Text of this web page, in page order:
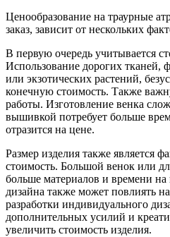
Ценообразование на траурные
заказ, зависит от нескольких
В первую очередь учитывается
Использование дорогих
или экзотических растений,
конечную стоимость. Также
работы. Изготовление венка
вышивкой потребует больше
отразится на цене.
Размер изделия также является
стоимость. Большой венок или
больше материалов и времени на
дизайна также может повлиять
разработки индивидуального
дополнительных усилий и
увеличить стоимость изделия.